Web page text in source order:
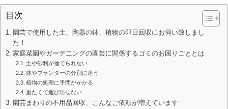
目次
園芸で使用した土、陶器の鉢、植物の即日回収にお伺い致しまし
た！
家庭菜園やガーデニングの園芸に関係するゴミのお困りごととは
土や砂利が捨てられない
鉢やプランターの分別に迷う
植物の処理に手間がかかる
重たくて運び出せない
園芸まわりの不用品回収、こんなご依頼が増えています